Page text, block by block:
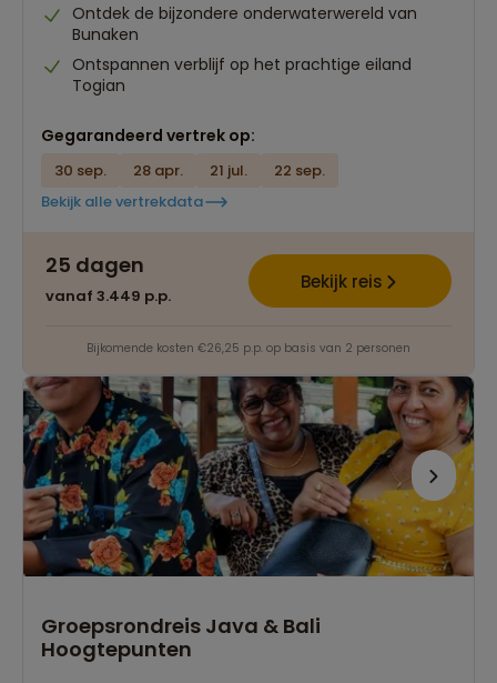
Ontdek de bijzondere onderwaterwereld van
Bunaken
Ontspannen verblijf op het prachtige eiland
Togian
Gegarandeerd vertrek op:
30 sep. 28 apr. 21 jul.
22 sep.
Bekijk alle vertrekdata
25 dagen
vanaf 3.449 p.p.
Bekijk reis
Bijkomende kosten €26,25 p.p. op basis van 2 personen
Groepsrondreis Java & Bali
Hoogtepunten